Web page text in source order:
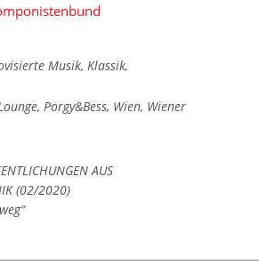
Musik,Klassik,
, Porgy&Bess, Wien, Wiener
AUS
(02/2020)